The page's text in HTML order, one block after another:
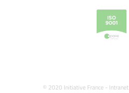
© 2020 Initiative France - Intranet